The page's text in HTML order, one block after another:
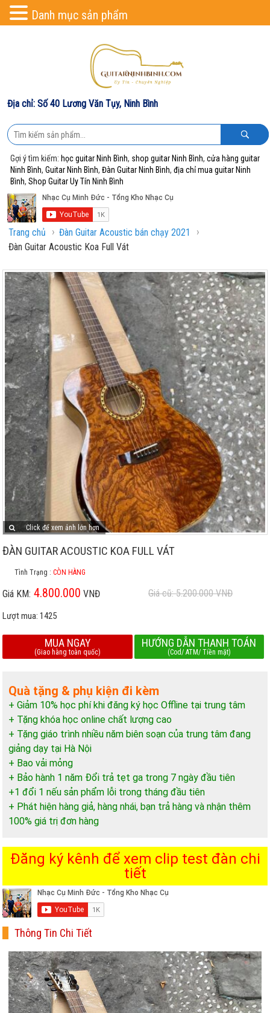
Địa chỉ: Số 40 Lương Văn Tụy, Ninh Bình
Gợi ý tìm kiếm: học guitar Ninh Bình, shop guitar Ninh Bình,cửa hàng guitar
Ninh Bình,Guitar Ninh Bình,Đàn Guitar Ninh Bình,địa chỉ mua guitar Ninh
Bình,Shop Guitar Uy Tín Ninh Bình
Trang chủ › Đàn Guitar Acoustic bán chạy 2021 ›
Đàn Guitar Acoustic Koa Full Vát
Click để xem ảnh lớn hơn
ĐÀN GUITAR ACOUSTIC KOA FULL VÁT
Tình Trạng : CÒN HÀNG
Giá KM: 4.800.000 VNĐ Giá cũ: 5.200.000VNĐ
Lượt mua:1425
MUA NGAY
(Giao hàng toàn quốc)
HƯỚNG DẪN THANH TOÁN
(Cod/ ATM/ Tiền mặt)
Quà tặng & phụ kiện đi kèm
+ Giảm 10% học phí khi đăng ký học Offline tại trung tâm
+ Tặng khóa học online chất lượng cao
+ Tặng giáo trình nhiều năm biên soạn của trung tâm đang
giảng dạy tại Hà Nội
+ Bao vải mỏng
+ Bảo hành 1 năm Đổi trả tẹt ga trong 7 ngày đầu tiên
+1 đổi 1 nếu sản phẩm lỗi trong tháng đầu tiên
+ Phát hiện hàng giả, hàng nhái, bạn trả hàng và nhận thêm
100% giá trị đơn hàng
Đăng ký kênh để xem clip test đàn chi
tiết
Thông Tin Chi Tiết
Danh mục sản phẩm